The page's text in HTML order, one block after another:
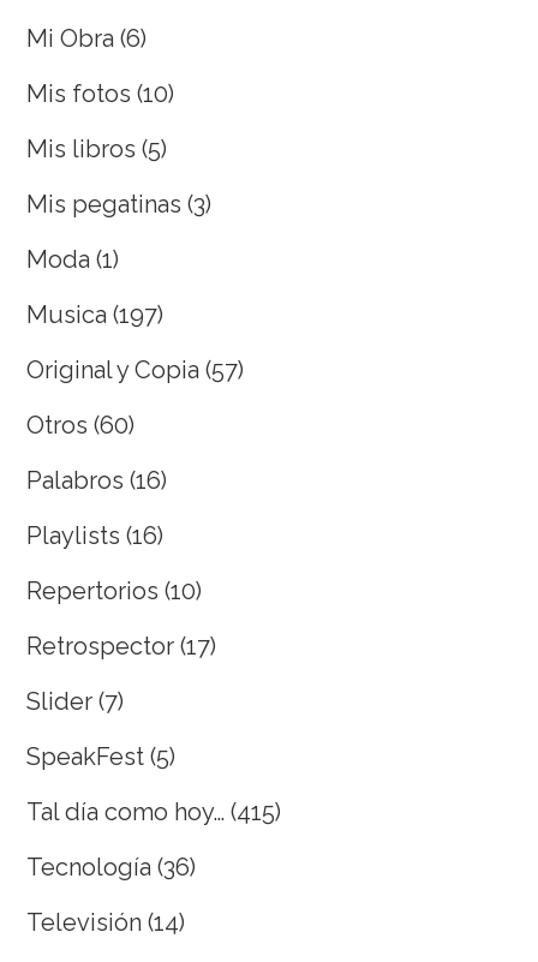
Mi Obra (6)
Mis fotos (10)
Mis libros (5)
Mis pegatinas (3)
Moda (1)
Musica (197)
Original y Copia (57)
Otros (60)
Palabros (16)
Playlists (16)
Repertorios (10)
Retrospector (17)
Slider (7)
SpeakFest (5)
Tal día como hoy… (415)
Tecnología (36)
Televisión (14)